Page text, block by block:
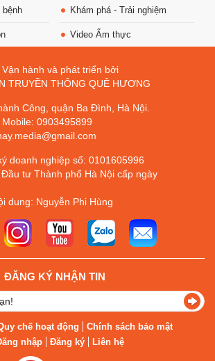
bệnh Khám phá - Trải nghiệm
Video Ẩm thực
hành và phát triển bởi
TRUYỀN THÔNG QUÊ HƯƠNG
Công, quận Ba Đình, Hà Nội.
0903495899
doanh nghiệp số: 0101605996
tư Thành phố Hà Nội cấp ngày
dung: Nguyễn Phi Hùng
ĐĂNG KÝ NHẬN TIN
chế hoạt động
Chính sách bảo mật
nhập
Đăng ký Liên hệ